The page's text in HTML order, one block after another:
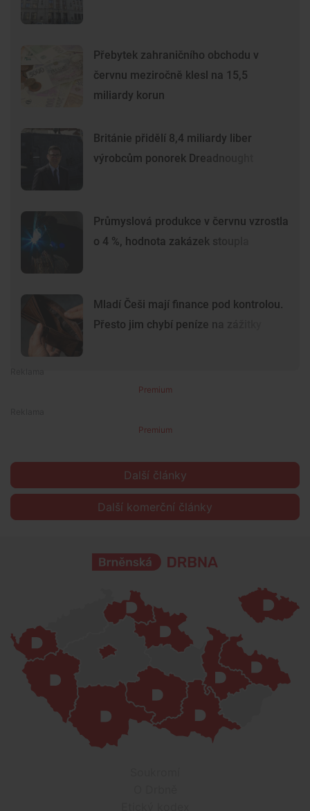
Přebytek zahraničního obchodu v
červnu meziročně klesl na 15,5
miliardy korun
Británie přidělí 8,4 miliardy liber
výrobcům ponorek Dreadnought
Průmyslová produkce v červnu vzrostla
o 4 %, hodnota zakázek stoupla
Mladí Češi mají finance pod kontrolou.
Přesto jim chybí peníze na zážitky
Premium
Premium
Další články
Další komerční články